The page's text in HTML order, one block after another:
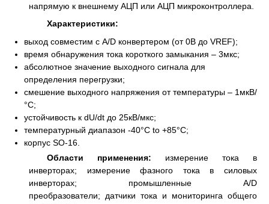
напрямую к внешнему АЦП или АЦП микроконтроллера.
Характеристики:
выход совместим с A/D конвертером (от 0В до VREF);
время обнаружения тока короткого замыкания – 3мкс;
абсолютное значение выходного сигнала для
определения перегрузки;
смешение выходного напряжения от температуры – 1мкВ/
°C;
устойчивость к dU/dt до 25кВ/мкс;
температурный диапазон -40°C to +85°C;
корпус SO-16.
Области применения: измерение тока в
инверторах; измерение фазного тока в силовых
инверторах; промышленные A/D
преобразователи; датчики тока и мониторинга общего